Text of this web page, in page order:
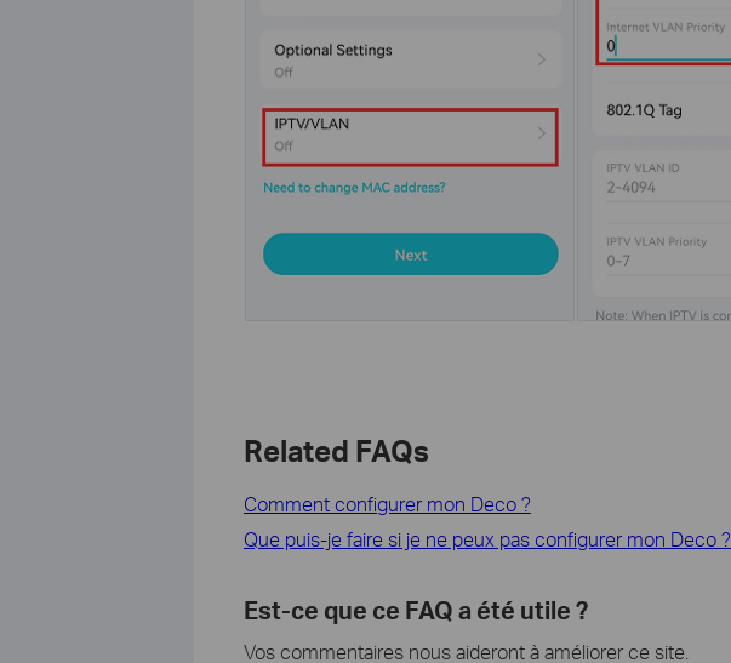
Related FAQs
Comment configurer mon Deco ?
Que puis-je faire si je ne peux pas configurer mon Deco ?
Est-ce que ce FAQ a été utile ?
Vos commentaires nous aideront à améliorer ce site.